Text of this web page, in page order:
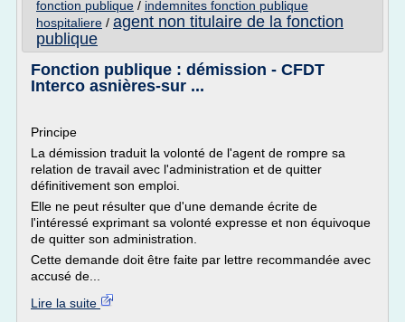
fonction publique / indemnites fonction publique
hospitaliere / agent non titulaire de la fonction
publique
Fonction publique : démission - CFDT
Interco asnières-sur ...
Principe
La démission traduit la volonté de l'agent de rompre sa
relation de travail avec l'administration et de quitter
définitivement son emploi.
Elle ne peut résulter que d'une demande écrite de
l'intéressé exprimant sa volonté expresse et non équivoque
de quitter son administration.
Cette demande doit être faite par lettre recommandée avec
accusé de...
Lire la suite